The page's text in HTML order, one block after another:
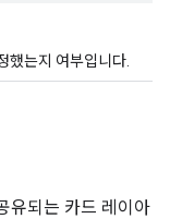
했는지 여부입니다.
유되는 카드 레이아